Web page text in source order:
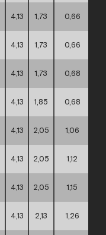
4,13 1,73 0,66
4,13 1,73 0,66
4,13 1,73 0,68
4,13 1,85 0,68
4,13 2,05 1,06
4,13 2,05 1,12
4,13 2,05 1,15
4,13 2,13 1,26